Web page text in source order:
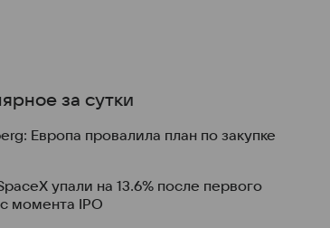
за сутки
Европа провалила план по закупке
упали на 13.6% после первого
момента IPO